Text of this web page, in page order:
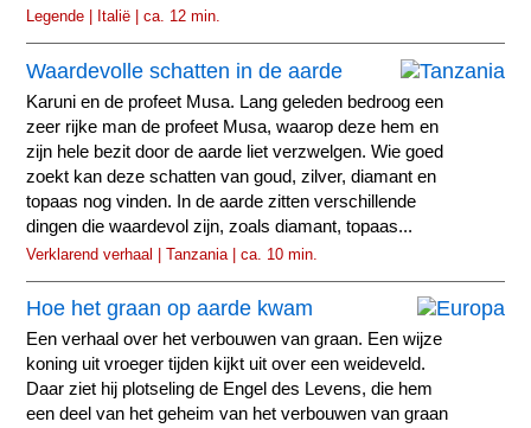
Legende | Italië | ca. 12 min.
Waardevolle schatten in de aarde
Karuni en de profeet Musa. Lang geleden bedroog een
zeer rijke man de profeet Musa, waarop deze hem en
zijn hele bezit door de aarde liet verzwelgen. Wie goed
zoekt kan deze schatten van goud, zilver, diamant en
topaas nog vinden. In de aarde zitten verschillende
dingen die waardevol zijn, zoals diamant, topaas...
Verklarend verhaal | Tanzania | ca. 10 min.
Hoe het graan op aarde kwam
Een verhaal over het verbouwen van graan. Een wijze
koning uit vroeger tijden kijkt uit over een weideveld.
Daar ziet hij plotseling de Engel des Levens, die hem
een deel van het geheim van het verbouwen van graan